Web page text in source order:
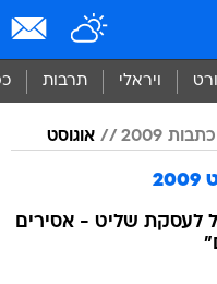
ויראלי תרבות
2009 אוגוסט
לעסקת שליט - אסירים